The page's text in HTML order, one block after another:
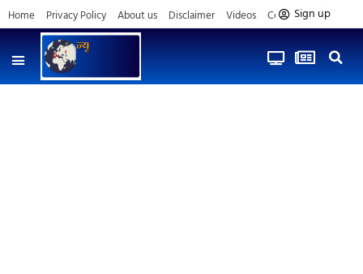
Home Privacy Policy About us Disclaimer Videos Contact us
Sign up